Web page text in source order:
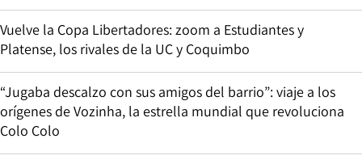
Vuelve la Copa Libertadores: zoom a Estudiantes y
Platense, los rivales de la UC y Coquimbo
“Jugaba descalzo con sus amigos del barrio”: viaje a los
orígenes de Vozinha, la estrella mundial que revoluciona
Colo Colo